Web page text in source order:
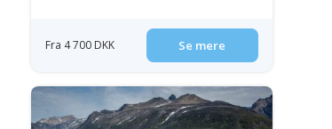
Fra 4 700 DKK Se mere